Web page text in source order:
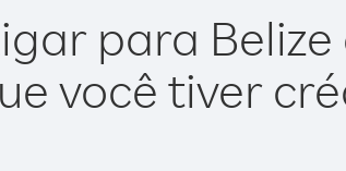
para
você tiver